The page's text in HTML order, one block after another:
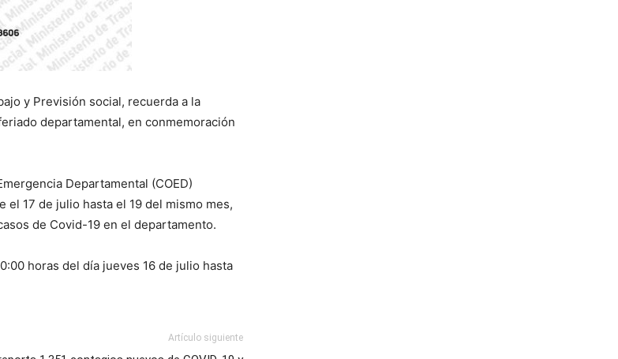
y Previsión social, recuerda a la
departamental, en conmemoración
Departamental (COED)
17 de julio hasta el 19 del mismo mes,
de Covid-19 en el departamento.
horas del día jueves 16 de julio hasta
Artículo siguiente